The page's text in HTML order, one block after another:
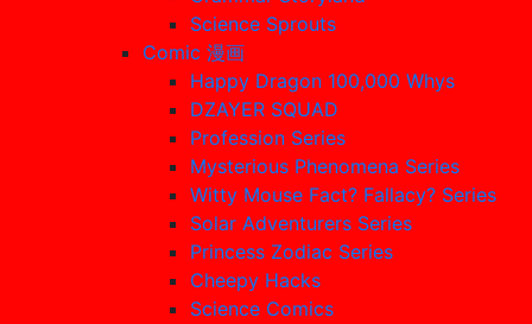
Science Sprouts
Comic 漫画
Happy Dragon 100,000 Whys
DZAYER SQUAD
Profession Series
Mysterious Phenomena Series
Witty Mouse Fact? Fallacy? Series
Solar Adventurers Series
Princess Zodiac Series
Cheepy Hacks
Science Comics